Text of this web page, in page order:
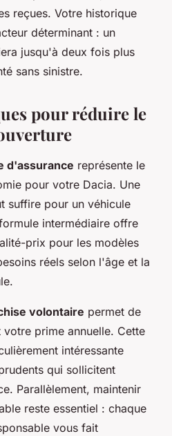
reçues. Votre historique
déterminant : un
jusqu'à deux fois plus
sans sinistre.
pour réduire le
d'assurance représente le
pour votre Dacia. Une
suffire pour un véhicule
intermédiaire offre
prix pour les modèles
réels selon l'âge et la
volontaire permet de
prime annuelle. Cette
intéressante
qui sollicitent
Parallèlement, maintenir
reste essentiel : chaque
vous fait